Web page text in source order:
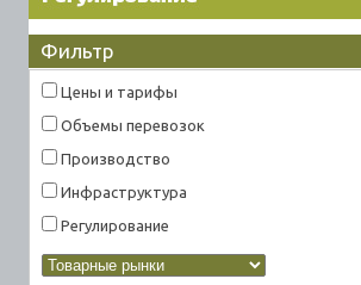
Фильтр
Цены и тарифы
Объемы перевозок
Производство
Инфраструктура
Регулирование